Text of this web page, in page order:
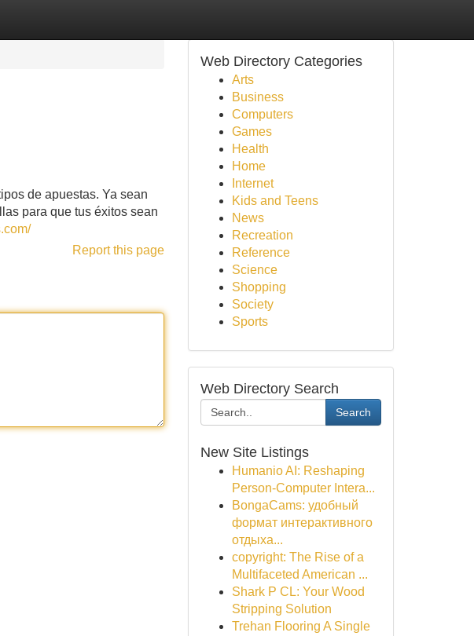
de apuestas. Ya sean
para que tus éxitos sean
Report this page
Web Directory Categories
Arts
Business
Computers
Games
Health
Home
Internet
Kids and Teens
News
Recreation
Reference
Science
Shopping
Society
Sports
Web Directory Search
Search
New Site Listings
Humanio AI: Reshaping
Person-Computer Intera...
BongaCams: удобный
формат интерактивного
отдыха...
copyright: The Rise of a
Multifaceted American ...
Shark P CL: Your Wood
Stripping Solution
Trehan Flooring A Single